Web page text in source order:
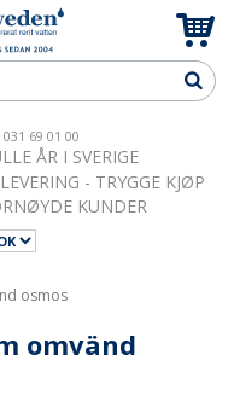
69 01 00
ÅR I SVERIGE
- TRYGGE KJØP
KUNDER
osmos
omvänd